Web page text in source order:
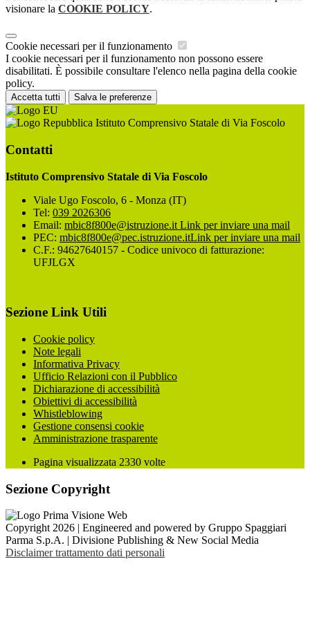
visionare la COOKIE POLICY.
Cookie necessari per il funzionamento
I cookie necessari per il funzionamento non possono essere
disabilitati. È possibile consultare l'elenco nella pagina della cookie
policy.
Accetta tutti Salva le preferenze
Istituto Comprensivo Statale di Via Foscolo
Contatti
Istituto Comprensivo Statale di Via Foscolo
Viale Ugo Foscolo, 6 - Monza (IT)
Tel: 039 2026306
Email: mbic8f800e@istruzione.it Link per inviare una mail
PEC: mbic8f800e@pec.istruzione.itLink per inviare una mail
C.F.: 94627640157 - Codice univoco di fatturazione:
UFJLGX
Sezione Link Utili
Cookie policy
Note legali
Informativa Privacy
Ufficio Relazioni con il Pubblico
Dichiarazione di accessibilità
Obiettivi di accessibilità
Whistleblowing
Gestione consensi cookie
Amministrazione trasparente
Pagina visualizzata 2330 volte
Sezione Copyright
Copyright 2026 | Engineered and powered by Gruppo Spaggiari
Parma S.p.A. | Divisione Publishing & New Social Media
Disclaimer trattamento dati personali